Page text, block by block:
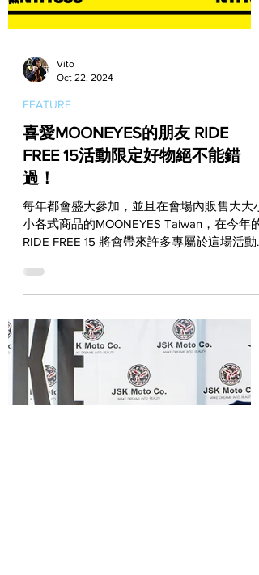
Vito
FEATURE
喜愛MOONEYES的朋友 RIDE
FREE 15活動限定好物絕不能錯
過！
小各式商品的MOONEYES Taiwan，在今年的
RIDE FREE 15 將會帶來許多專屬於這場活動
的限定好物。喜愛MOONEYES的朋友們，在
下個週日就要登場的 RIDE FREE 15...